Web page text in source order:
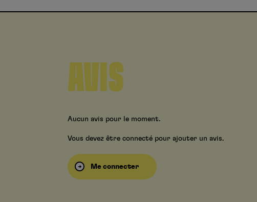
AVIS
Aucun avis pour le moment.
Vous devez être connecté pour ajouter un avis.
Me connecter